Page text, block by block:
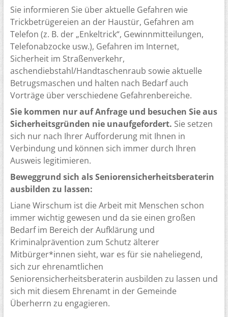
Sie informieren Sie über aktuelle Gefahren wie
Trickbetrügereien an der Haustür, Gefahren am
Telefon (z. B. der „Enkeltrick“, Gewinnmitteilungen,
Telefonabzocke usw.), Gefahren im Internet,
Sicherheit im Straßenverkehr,
aschendiebstahl/Handtaschenraub sowie aktuelle
Betrugsmaschen und halten nach Bedarf auch
Vorträge über verschiedene Gefahrenbereiche.
Sie kommen nur auf Anfrage und besuchen Sie aus
Sicherheitsgründen nie unaufgefordert. Sie setzen
sich nur nach Ihrer Aufforderung mit Ihnen in
Verbindung und können sich immer durch Ihren
Ausweis legitimieren.
Beweggrund sich als Seniorensicherheitsberaterin
ausbilden zu lassen:
Liane Wirschum ist die Arbeit mit Menschen schon
immer wichtig gewesen und da sie einen großen
Bedarf im Bereich der Aufklärung und
Kriminalprävention zum Schutz älterer
Mitbürger*innen sieht, war es für sie naheliegend,
sich zur ehrenamtlichen
Seniorensicherheitsberaterin ausbilden zu lassen und
sich mit diesem Ehrenamt in der Gemeinde
Überherrn zu engagieren.